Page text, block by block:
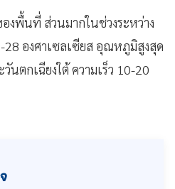
งพื้นที่ ส่วนมากในช่วงระหว่าง
องศาเซลเซียส อุณหภูมิสูงสุด
นตกเฉียงใต้ ความเร็ว 10-20